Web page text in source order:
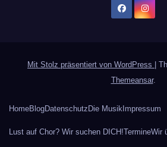
Mit Stolz präsentiert von WordPress |
Themeansar.
HomeBlogDatenschutz Die Musik Impressum
Lust auf Chor? Wir suchen DICH!TermineWir